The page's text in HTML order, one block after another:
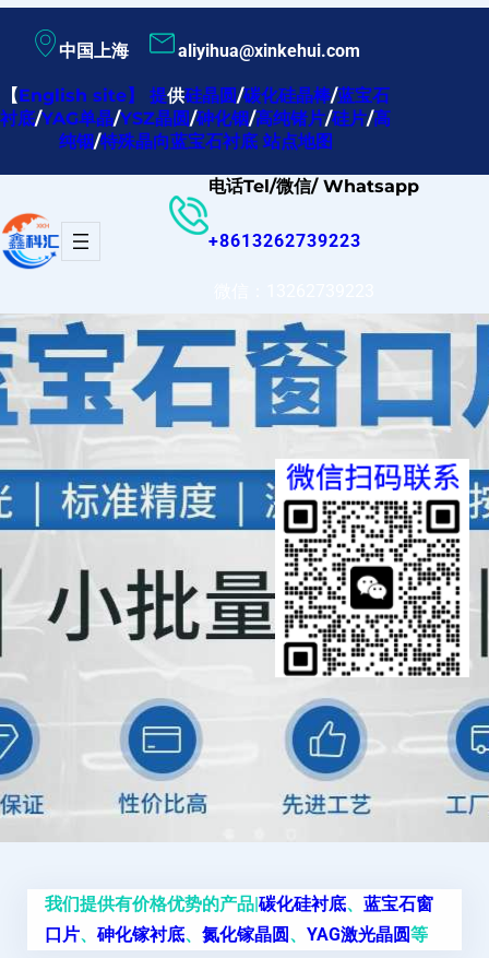
内
容
中国上海 aliyihua@xinkehui.com
【English site】提供硅晶圆/碳化硅晶棒/蓝宝石
衬底/YAG单晶/YSZ晶圆/砷化铟/高纯锗片/硅片/高
纯铟/特殊晶向蓝宝石衬底 站点地图
电话Tel/微信/ Whatsapp
+8613262739223
我们提供有价格优势的产品|碳化硅衬底、 蓝宝石窗
口片、 砷化镓衬底、 氮化镓晶圆、 YAG激光晶圆等